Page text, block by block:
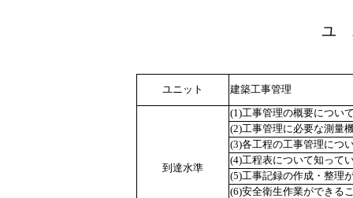
ユ
ユニット 建築工事管理
到達水準
(1)工事管理の概要につい
(2)工事管理に必要な測量
(3)各工程の工事管理につ
(4)工程表について知って
(5)工事記録の作成・整理
(6)安全衛生作業ができる